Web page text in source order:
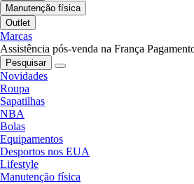
Manutenção física
Outlet
Marcas
Assistência pós-venda na França
Pesquisar
Novidades
Roupa
Sapatilhas
NBA
Bolas
Equipamentos
Desportos nos EUA
Lifestyle
Manutenção física